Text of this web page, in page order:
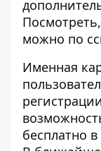
можно по
Именная
бесплатно